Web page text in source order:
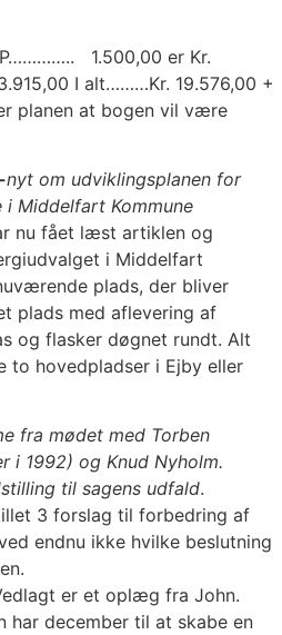
1.500,00 er Kr.
I alt………Kr. 19.576,00 +
planen at bogen vil være
nyt om udviklingsplanen for
i Middelfart Kommune
nu fået læst artiklen og
i Middelfart
plads, der bliver
plads med aflevering af
og flasker døgnet rundt. Alt
to hovedpladser i Ejby eller
fra mødet med Torben
i 1992) og Knud Nyholm.
til sagens udfald.
3 forslag til forbedring af
endnu ikke hvilke beslutning
er et oplæg fra John.
har december til at skabe en